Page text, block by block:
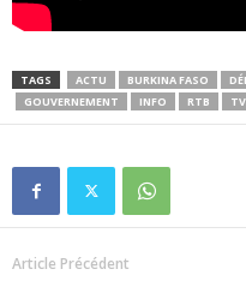
TAGS ACTU BURKINA FASO
GOUVERNEMENT
INFO RTB TV
Article Précédent